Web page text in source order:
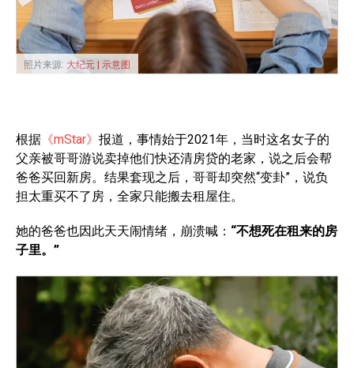
照片来源: 大纪元 | 示意图
根据 《mStar》 报道，事情始于2021年，当时这名女子的
父亲被哥哥游说卖掉他们快还清房贷的老家，说之后会帮
爸爸买回新房。结果套现之后，哥哥却突然“变卦”，说负
担太重买不了房，全家只能搬去租屋住。
她的爸爸也因此天天闹情绪，崩溃喊： “不想死在租来的房
子里。”